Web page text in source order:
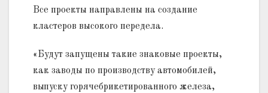
Все проекты направлены на создание
кластеров высокого передела.
«Будут запущены такие знаковые проекты,
как заводы по производству автомобилей,
выпуску горячебрикетированного железа,